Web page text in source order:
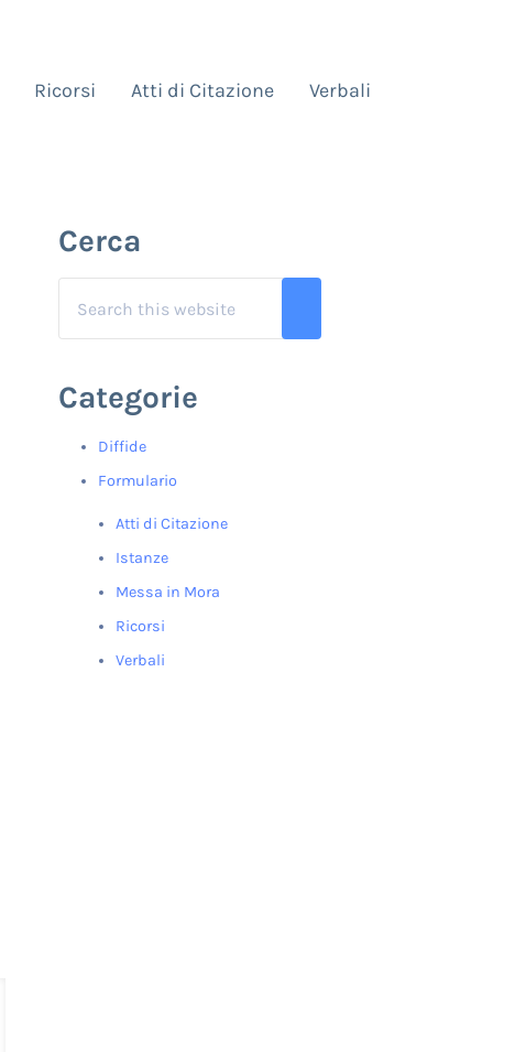
Ricorsi Atti di Citazione Verbali
Sidebar
Cerca
Categorie
Diffide
Formulario
Atti di Citazione
Istanze
Messa in Mora
Ricorsi
Verbali